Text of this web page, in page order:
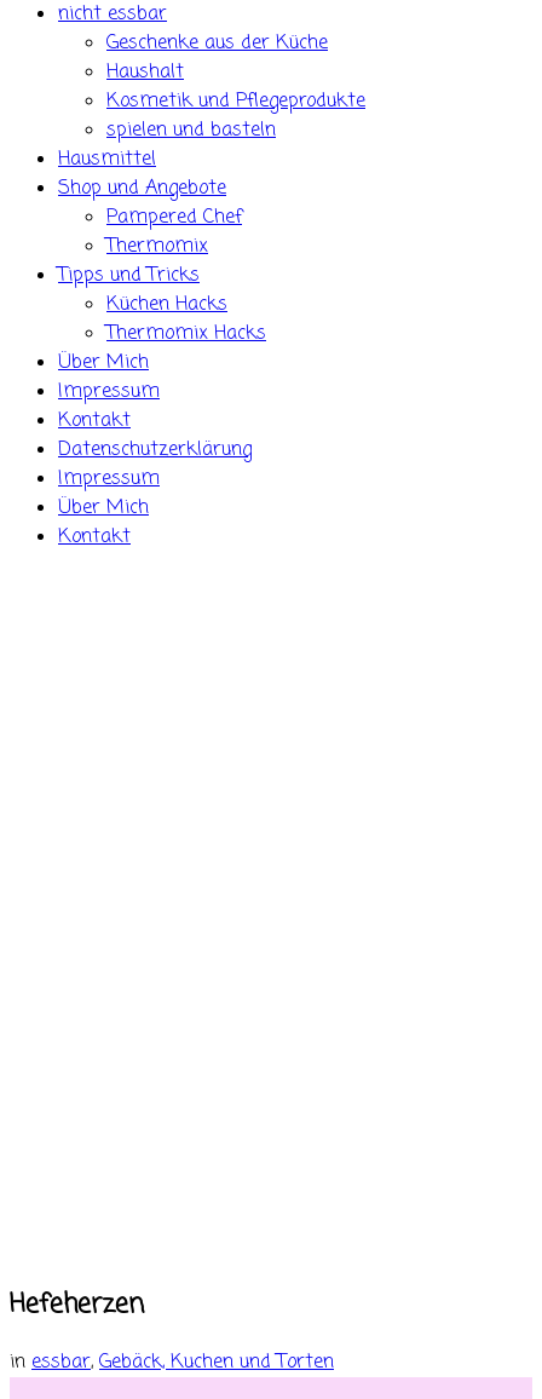
nicht essbar
Geschenke aus der Küche
Haushalt
Kosmetik und Pflegeprodukte
spielen und basteln
Hausmittel
Shop und Angebote
Pampered Chef
Thermomix
Tipps und Tricks
Küchen Hacks
Thermomix Hacks
Über Mich
Impressum
Kontakt
Datenschutzerklärung
Impressum
Über Mich
Kontakt
Hefeherzen
in essbar, Gebäck, Kuchen und Torten